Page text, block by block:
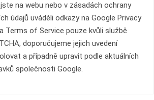
na webu nebo v zásadách ochrany
údajů uváděli odkazy na Google Privacy
Terms of Service pouze kvůli službě
doporučujeme jejich uvedení
a případně upravit podle aktuálních
společnosti Google.